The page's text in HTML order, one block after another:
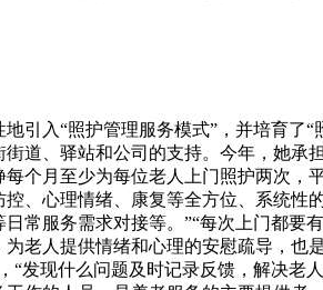
引入“照护管理服务模式”，并培育
道、驿站和公司的支持。今年，她
个月至少为每位老人上门照护两次
、心理情绪、康复等全方位、系统
常服务需求对接等。”“每次上门都
老人提供情绪和心理的安慰疏导，
“发现什么问题及时记录反馈，解决